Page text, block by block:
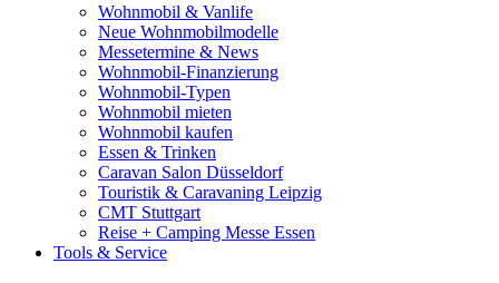
Wohnmobil & Vanlife
Neue Wohnmobilmodelle
Messetermine & News
Wohnmobil-Finanzierung
Wohnmobil-Typen
Wohnmobil mieten
Wohnmobil kaufen
Essen & Trinken
Caravan Salon Düsseldorf
Touristik & Caravaning Leipzig
CMT Stuttgart
Reise + Camping Messe Essen
Tools & Service